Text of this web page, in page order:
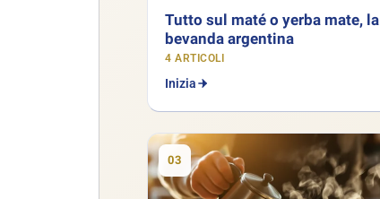
Tutto sul maté o yerba mate, la
bevanda argentina
4 ARTICOLI
Inizia
03